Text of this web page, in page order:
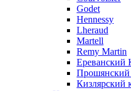
Godet
Hennessy
Lheraud
Martell
Remy Martin
Ереванский
Прошянский
Кизлярский